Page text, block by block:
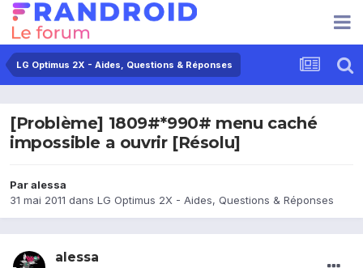
LG Optimus 2X - Aides, Questions & Réponses
[Problème] 1809#*990# menu caché
impossible a ouvrir [Résolu]
Paralessa
31 mai 2011 dans LG Optimus 2X - Aides, Questions & Réponses
alessa